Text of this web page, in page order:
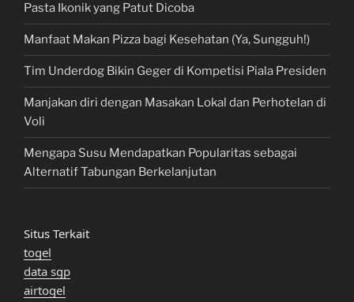
Pasta Ikonik yang Patut Dicoba
Manfaat Makan Pizza bagi Kesehatan (Ya, Sungguh!)
Tim Underdog Bikin Geger di Kompetisi Piala Presiden
Manjakan diri dengan Masakan Lokal dan Perhotelan di
Voli
Mengapa Susu Mendapatkan Popularitas sebagai
Alternatif Tabungan Berkelanjutan
Situs Terkait
togel
data sgp
airtogel